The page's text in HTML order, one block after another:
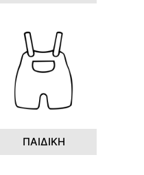
ΠΑΙΔΙΚΗ